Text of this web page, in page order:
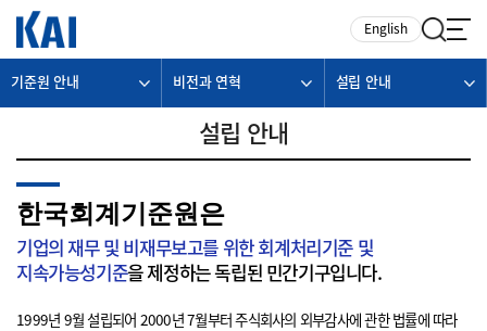
English
기준원 안내 비전과 연혁 설립 안내
설립 안내
한국회계기준원은
기업의 재무 및 비재무보고를 위한 회계처리기준 및
지속가능성기준을 제정하는 독립된 민간기구입니다.
1999년 9월 설립되어 2000년 7월부터 주식회사의 외부감사에 관한 법률에 따라